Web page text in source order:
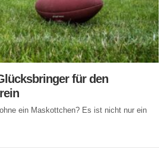
für den
ein Maskottchen? Es ist nicht nur ein